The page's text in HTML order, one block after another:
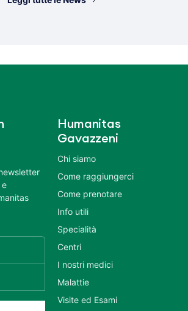
e
Humanitas
Gavazzeni
Chi siamo
Come raggiungerci
Come prenotare
Info utili
Specialità
Centri
I nostri medici
Malattie
Visite ed Esami